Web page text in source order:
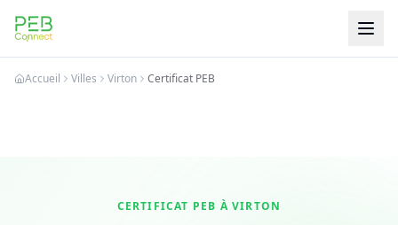
PEB Connect
Accueil Villes Virton Certificat PEB
CERTIFICAT PEB À VIRTON